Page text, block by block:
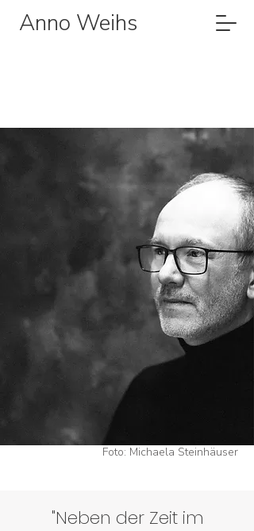
Anno Weihs
Foto: Michaela Steinhäuser
"Neben der Zeit im